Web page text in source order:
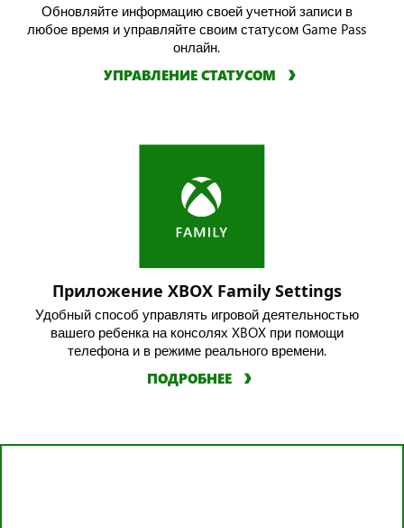
Обновляйте информацию своей учетной записи в
любое время и управляйте своим статусом Game Pass
онлайн.
УПРАВЛЕНИЕ СТАТУСОМ
Приложение XBOX Family Settings
Удобный способ управлять игровой деятельностью
вашего ребенка на консолях XBOX при помощи
телефона и в режиме реального времени.
ПОДРОБНЕЕ